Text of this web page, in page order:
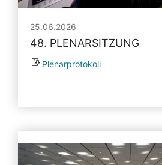
25.06.2026
48. PLENARSITZUNG
Plenarprotokoll